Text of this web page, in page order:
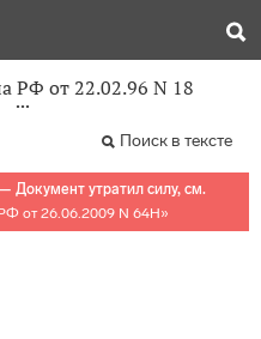
РФ от 22.02.96 N 18
Поиск в тексте
Документ утратил силу, см.
от 26.06.2009 N 64Н»